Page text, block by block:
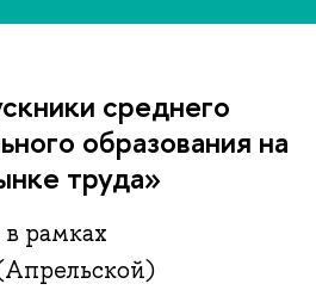
среднего
образования на
труда»
в рамках